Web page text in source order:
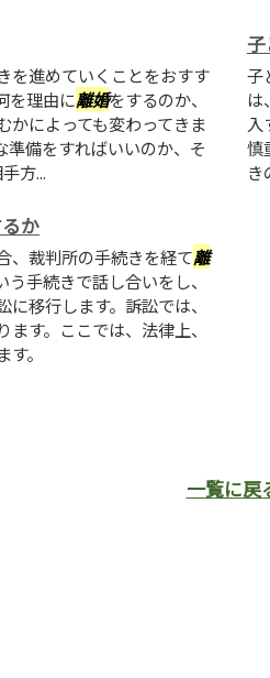
を進めていくことをおすす
を理由に離婚をするのか、
かによっても変わってきま
備をすればいいのか、そ
方...
子
は
入
慎
き
か
、裁判所の手続きを経て離
手続きで話し合いをし、
移行します。訴訟では、
す。ここでは、法律上、
。
一覧に戻